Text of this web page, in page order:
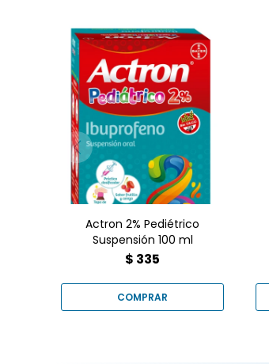
Actron 2% Pediátrico
Suspensión 100 ml, con
Ibuprofeno, alivia fiebre y
dolores leves (garganta,
dientes, cabeza) por
resfrío o gripe. Es un
analgésico,
antiinflamatorio y
antifebril de uso
pediátrico, con
dosificador. Ideal para
niños
Actron 2% Pediétrico
Suspensión 100 ml
$ 335